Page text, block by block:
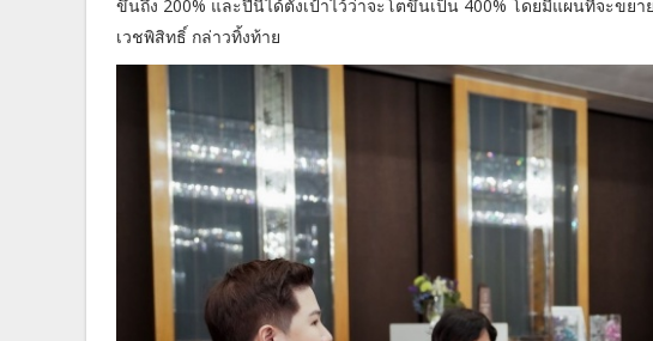
ขึ้นถึง 200% และปีนี้ได้ตั้งเป้าไว้ว่าจะโตขึ้นเป็น 400% โดยมีแผนที่จะขย
เวชพิสิทธิ์ กล่าวทิ้งท้าย